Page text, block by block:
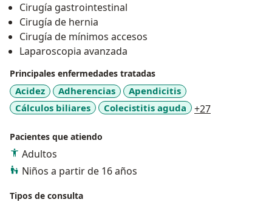
Cirugía gastrointestinal
Cirugía de hernia
Cirugía de mínimos accesos
Laparoscopia avanzada
Principales enfermedades tratadas
Acidez Adherencias
Apendicitis
Cálculos biliares
Colecistitis aguda +27
Pacientes que atiendo
Adultos
Niños a partir de 16 años
Tipos de consulta